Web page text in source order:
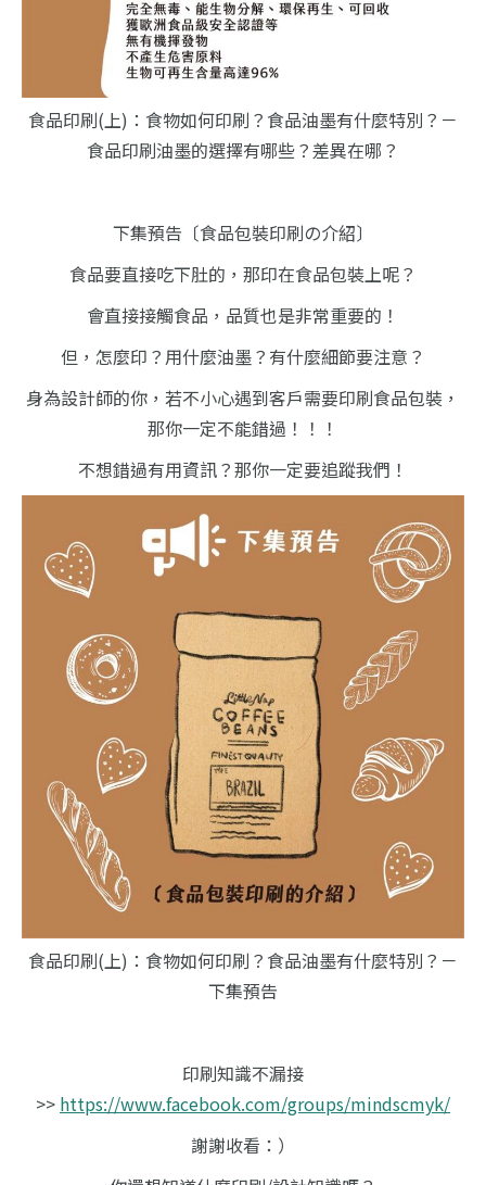
食品印刷(上)：食物如何印刷？食品油墨有什麼特別？－
食品印刷油墨的選擇有哪些？差異在哪？
下集預告〔食品包裝印刷の介紹〕
食品要直接吃下肚的，那印在食品包裝上呢？
會直接接觸食品，品質也是非常重要的！
但，怎麼印？用什麼油墨？有什麼細節要注意？
身為設計師的你，若不小心遇到客戶需要印刷食品包裝，
那你一定不能錯過！！！
不想錯過有用資訊？那你一定要追蹤我們！
食品印刷(上)：食物如何印刷？食品油墨有什麼特別？－
下集預告
印刷知識不漏接
>> https://www.facebook.com/groups/mindscmyk/
謝謝收看：）